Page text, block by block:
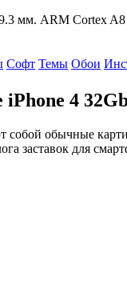
мм. ARM Cortex
Софт Темы Обои
iPhone 4
собой обычные
заставок для